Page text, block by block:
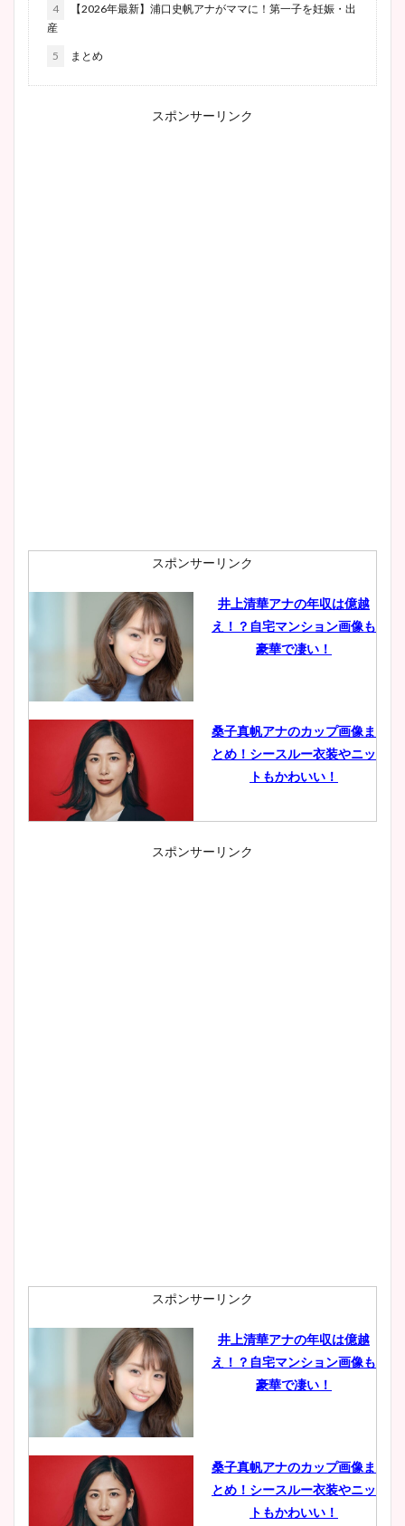
4
【2026年最新】浦口史帆アナがママに！第一子を妊娠・出
産
5 まとめ
スポンサーリンク
スポンサーリンク
井上清華アナの年収は億越
え！？自宅マンション画像も
豪華で凄い！
桑子真帆アナのカップ画像ま
とめ！シースルー衣装やニッ
トもかわいい！
小室瑛莉子のカップ画像まと
肉も凄い！
鈴木唯の太ってた時の体重が
ヤバすぎww原因や痩せたダ
豊島実季アナのカップ画像ま
とめ！美脚や水着姿に年齢も
スポンサーリンク
スポンサーリンク
井上清華アナの年収は億越
え！？自宅マンション画像も
豪華で凄い！
桑子真帆アナのカップ画像ま
とめ！シースルー衣装やニッ
トもかわいい！